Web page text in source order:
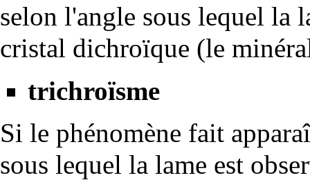
selon l'angle sous lequel la
cristal dichroïque (le
trichroïsme
Si le phénomène fait
sous lequel la lame est